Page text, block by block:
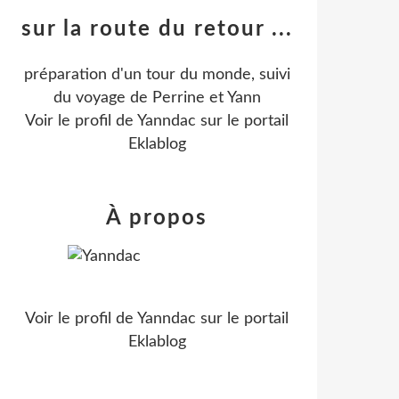
sur la route du retour ...
préparation d'un tour du monde, suivi
du voyage de Perrine et Yann
Voir le profil de Yanndac sur le portail
Eklablog
À propos
Voir le profil de Yanndac sur le portail
Eklablog